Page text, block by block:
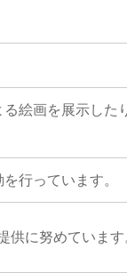
絵画を展示した
行っています。
に努めています